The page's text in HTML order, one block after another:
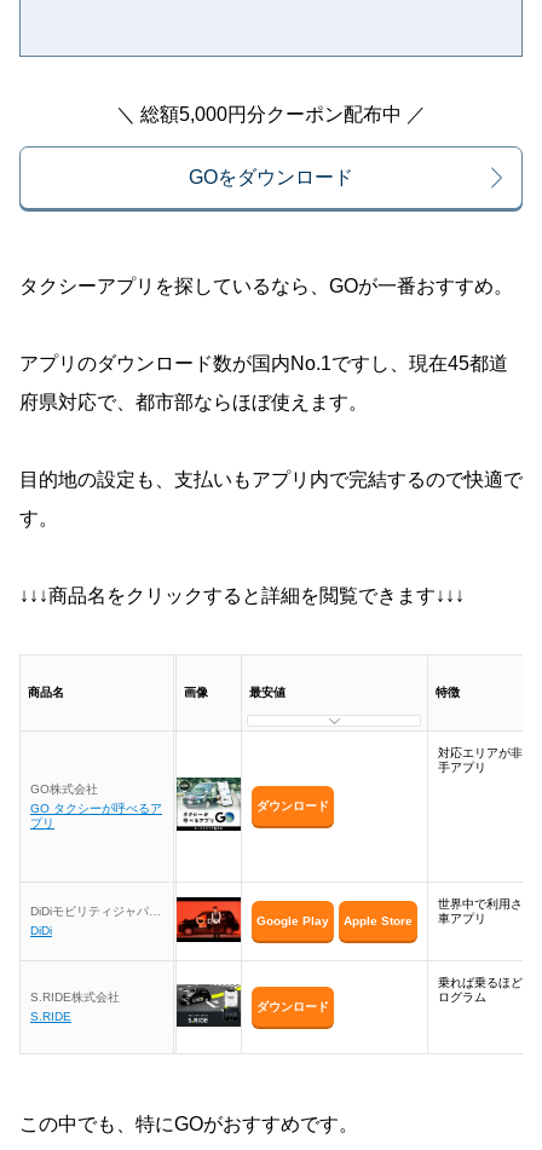
＼ 総額5,000円分クーポン配布中 ／
GOをダウンロード
タクシーアプリを探しているなら、GOが一番おすすめ。
アプリのダウンロード数が国内No.1ですし、現在45都道
府県対応で、都市部ならほぼ使えます。
目的地の設定も、支払いもアプリ内で完結するので快適で
す。
↓↓↓商品名をクリックすると詳細を閲覧できます↓↓↓
商品名 画像 最安値 特徴
GO株式会社
GO タクシーが呼べるア
プリ
ダウンロード
対応エリアが非常
手アプリ
DiDiモビリティジャパン
株式会社
DiDi
Google Play Apple Store
世界中で利用され
車アプリ
S.RIDE株式会社
S.RIDE
ダウンロード
乗れば乗るほどお
ログラム
この中でも、特にGOがおすすめです。